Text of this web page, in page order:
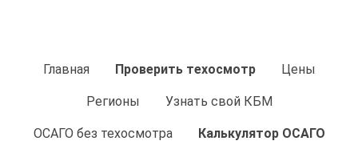
Главная Проверить техосмотр Цены
Регионы Узнать свой КБМ
ОСАГО без техосмотра Калькулятор ОСАГО